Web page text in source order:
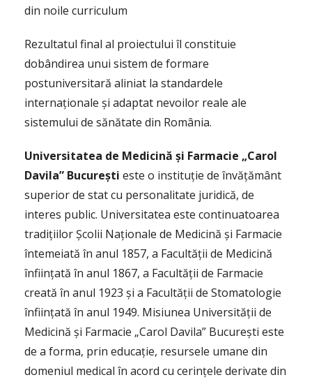
din noile curriculum
Rezultatul final al proiectului îl constituie
dobândirea unui sistem de formare
postuniversitară aliniat la standardele
internaționale și adaptat nevoilor reale ale
sistemului de sănătate din România.
Universitatea de Medicină și Farmacie „Carol
Davila” București este o instituție de învățământ
superior de stat cu personalitate juridică, de
interes public. Universitatea este continuatoarea
tradițiilor Școlii Naționale de Medicină și Farmacie
întemeiată în anul 1857, a Facultății de Medicină
înființată în anul 1867, a Facultății de Farmacie
creată în anul 1923 și a Facultății de Stomatologie
înființată în anul 1949. Misiunea Universității de
Medicină și Farmacie „Carol Davila” București este
de a forma, prin educație, resursele umane din
domeniul medical în acord cu cerințele derivate din